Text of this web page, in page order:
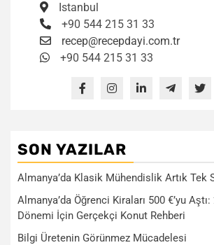
Istanbul
+90 544 215 31 33
recep@recepdayi.com.tr
+90 544 215 31 33
SON YAZILAR
Almanya’da Klasik Mühendislik Artık Tek
Almanya’da Öğrenci Kiraları 500 €’yu
Dönemi İçin Gerçekçi Konut Rehberi
Bilgi Üretenin Görünmez Mücadelesi